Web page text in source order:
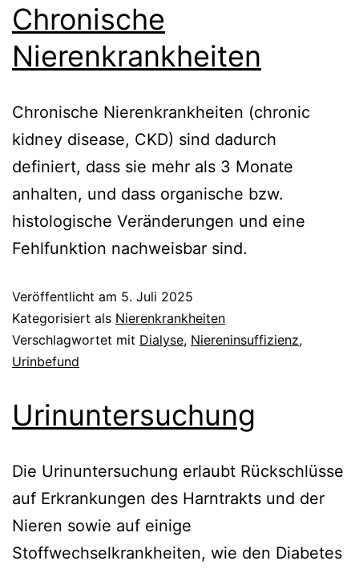
Chronische
Nierenkrankheiten
Chronische Nierenkrankheiten (chronic
kidney disease, CKD) sind dadurch
definiert, dass sie mehr als 3 Monate
anhalten, und dass organische bzw.
histologische Veränderungen und eine
Fehlfunktion nachweisbar sind.
Veröffentlicht am 5. Juli 2025
Kategorisiert als Nierenkrankheiten
Verschlagwortet mit Dialyse, Niereninsuffizienz,
Urinbefund
Urinuntersuchung
Die Urinuntersuchung erlaubt Rückschlüsse
auf Erkrankungen des Harntrakts und der
Nieren sowie auf einige
Stoffwechselkrankheiten, wie den Diabetes